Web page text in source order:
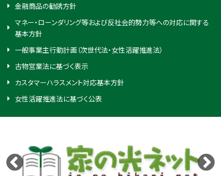
金融商品の勧誘方針
マネー・ローンダリング等および反社会的勢力等への対応に関する
基本方針
一般事業主行動計画（次世代法・女性活躍推進法）
古物営業法に基づく表示
カスタマーハラスメント対応基本方針
女性活躍推進法に基づく公表